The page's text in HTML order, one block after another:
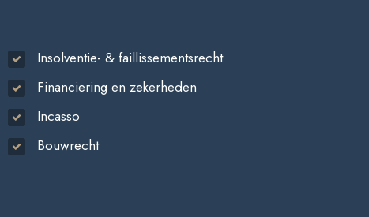
Insolventie- & faillissementsrecht
Financiering en zekerheden
Incasso
Bouwrecht